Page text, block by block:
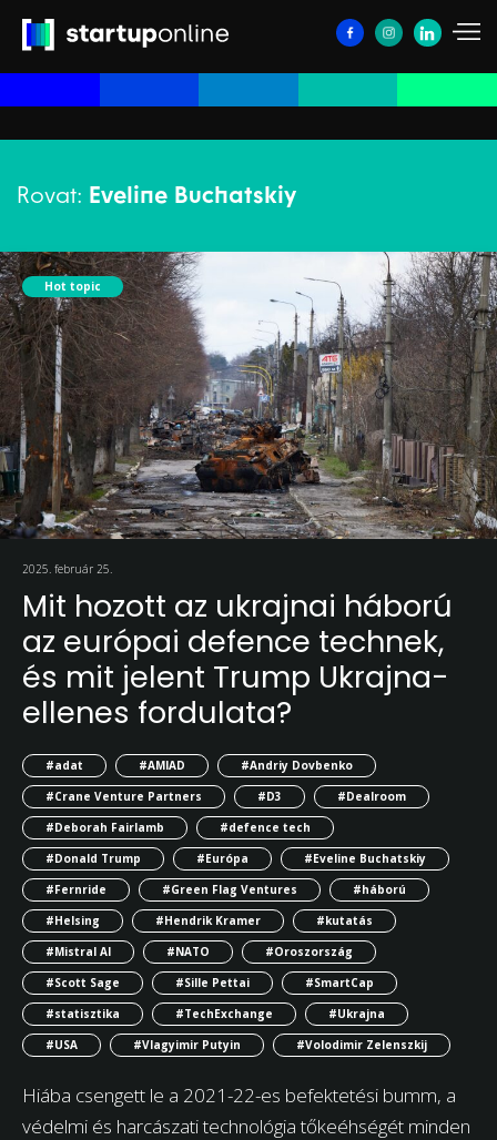
Rovat: Eveline Buchatskiy
Hot topic
2025. február 25.
Mit hozott az ukrajnai háború
az európai defence technek,
és mit jelent Trump Ukrajna-
ellenes fordulata?
#adat #AMIAD
#Andriy Dovbenko
#Crane Venture Partners
#D3
#Dealroom
#Deborah Fairlamb
#defence tech
#Donald Trump
#Európa
#Eveline Buchatskiy
#Fernride
#Green Flag Ventures
#háború
#Helsing
#Hendrik Kramer
#kutatás
#Mistral AI
#NATO
#Oroszország
#Scott Sage
#Sille Pettai
#SmartCap
#statisztika
#TechExchange
#Ukrajna
#USA
#Vlagyimir Putyin #Volodimir Zelenszkij
Hiába csengett le a 2021-22-es befektetési bumm, a
védelmi és harcászati technológia tőkeéhségét minden